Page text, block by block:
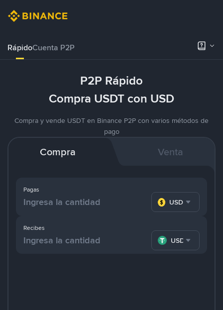
RápidoCuenta P2P
P2P Rápido
Compra USDT con USD
Compra y vende USDT en Binance P2P con varios métodos de
pago
Compra Venta
Pagas
USD
Recibes
USDT